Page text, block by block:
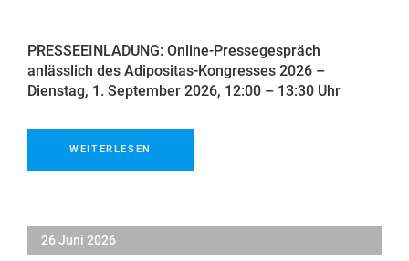
PRESSEEINLADUNG: Online-Pressegespräch
anlässlich des Adipositas-Kongresses 2026 –
Dienstag, 1. September 2026, 12:00 – 13:30 Uhr
WEITERLESEN
26 Juni 2026